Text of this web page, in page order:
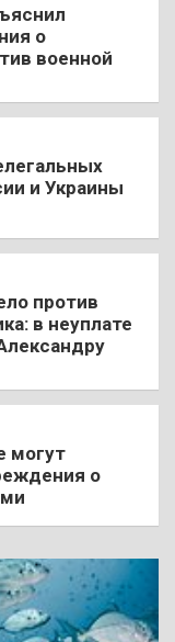
о
военной
и Украины
против
в неуплате
могут
о